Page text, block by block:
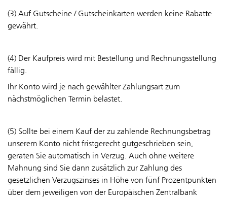
(3) Auf Gutscheine / Gutscheinkarten werden keine Rabatte
gewährt.
(4) Der Kaufpreis wird mit Bestellung und Rechnungsstellung
fällig.
Ihr Konto wird je nach gewählter Zahlungsart zum
nächstmöglichen Termin belastet.
(5) Sollte bei einem Kauf der zu zahlende Rechnungsbetrag
unserem Konto nicht fristgerecht gutgeschrieben sein,
geraten Sie automatisch in Verzug. Auch ohne weitere
Mahnung sind Sie dann zusätzlich zur Zahlung des
gesetzlichen Verzugszinses in Höhe von fünf Prozentpunkten
über dem jeweiligen von der Europäischen Zentralbank